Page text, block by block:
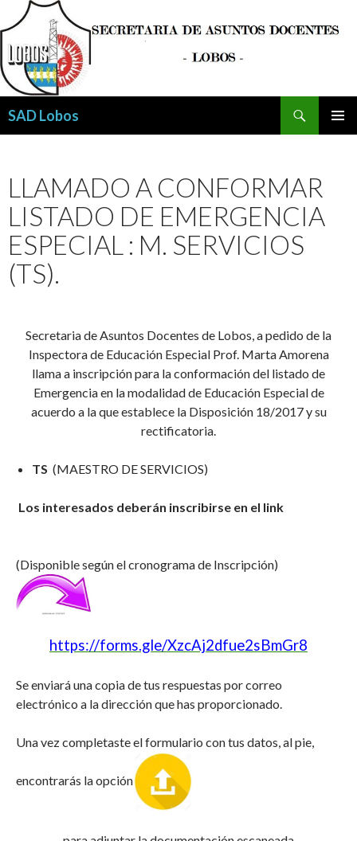
SAD Lobos
LLAMADO A CONFORMAR
LISTADO DE EMERGENCIA
ESPECIAL : M. SERVICIOS
(TS).
Secretaria de Asuntos Docentes de Lobos, a pedido de la
Inspectora de Educación Especial Prof. Marta Amorena
llama a inscripción para la conformación del listado de
Emergencia en la modalidad de Educación Especial de
acuerdo a la que establece la Disposición 18/2017 y su
rectificatoria.
TS (MAESTRO DE SERVICIOS)
Los interesados deberán inscribirse en el link
(Disponible según el cronograma de Inscripción)
https://forms.gle/XzcAj2dfue2sBmGr8
Se enviará una copia de tus respuestas por correo
electrónico a la dirección que has proporcionado.
Una vez completaste el formulario con tus datos, al pie,
encontrarás la opción